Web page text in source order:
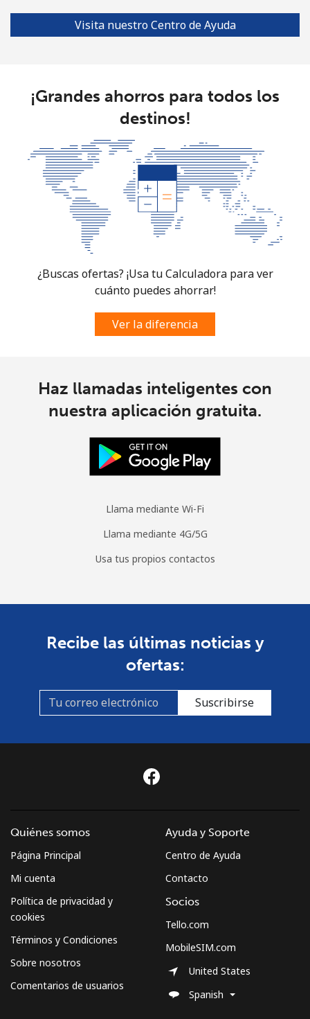
Visita nuestro Centro de Ayuda
¡Grandes ahorros para todos los
destinos!
¿Buscas ofertas? ¡Usa tu Calculadora para ver
cuánto puedes ahorrar!
Ver la diferencia
Haz llamadas inteligentes con
nuestra aplicación gratuita.
Llama mediante Wi-Fi
Llama mediante 4G/5G
Usa tus propios contactos
Recibe las últimas noticias y
ofertas:
Suscribirse
Quiénes somos
Página Principal
Mi cuenta
Política de privacidad y
cookies
Términos y Condiciones
Sobre nosotros
Comentarios de usuarios
Ayuda y Soporte
Centro de Ayuda
Contacto
Socios
Tello.com
MobileSIM.com
United States
Spanish